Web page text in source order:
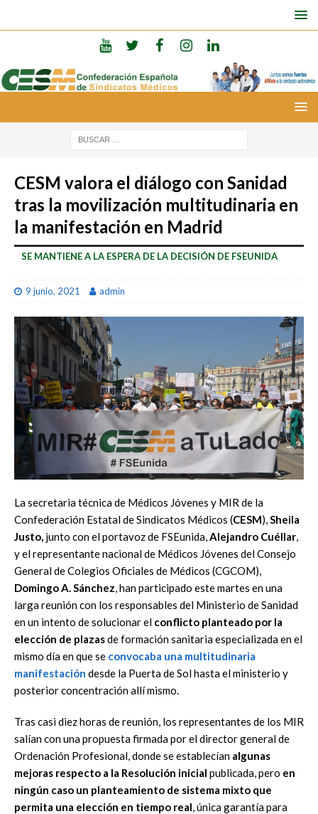
CESM valora el diálogo con Sanidad
tras la movilización multitudinaria en
la manifestación en Madrid
SE MANTIENE A LA ESPERA DE LA DECISIÓN DE FSEUNIDA
9 junio, 2021 admin
La secretaria técnica de Médicos Jóvenes y MIR de la
Confederación Estatal de Sindicatos Médicos (CESM),Sheila
Justo, junto con el portavoz de FSEunida,Alejandro Cuéllar,
y el representante nacional de Médicos Jóvenes del Consejo
General de Colegios Oficiales de Médicos (CGCOM),
Domingo A. Sánchez, han participado este martes en una
larga reunión con los responsables del Ministerio de Sanidad
en un intento de solucionar el conflicto planteado por la
elección de plazasde formación sanitaria especializada en el
mismo día en que se convocaba una multitudinaria
manifestación desde la Puerta de Sol hasta el ministerio y
posterior concentración allí mismo.
Tras casi diez horas de reunión, los representantes de los MIR
salían con una propuesta firmada por el director general de
Ordenación Profesional, donde se establecían algunas
mejoras respecto a la Resolución inicial publicada, pero en
ningún caso un planteamiento de sistema mixto que
permita una elección en tiempo real, única garantía para